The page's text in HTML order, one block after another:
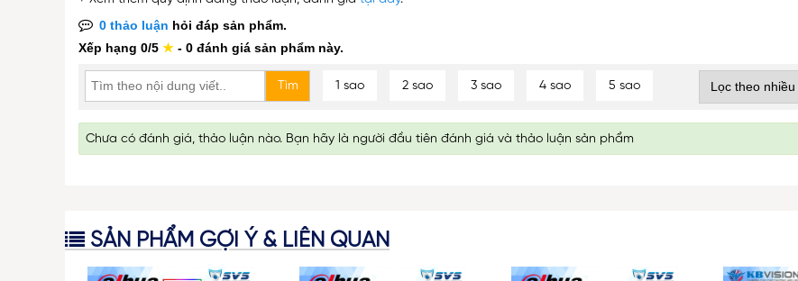
0 thảo luận hỏi đáp sản phẩm.
Xếp hạng 0/5 ★ - 0 đánh giá sản phẩm này.
1 sao 2 sao 3 sao 4 sao 5 sao
Chưa có đánh giá, thảo luận nào. Bạn hãy là người đầu tiên đánh giá và thảo luận sản phẩm
SẢN PHẨM GỢI Ý & LIÊN QUAN